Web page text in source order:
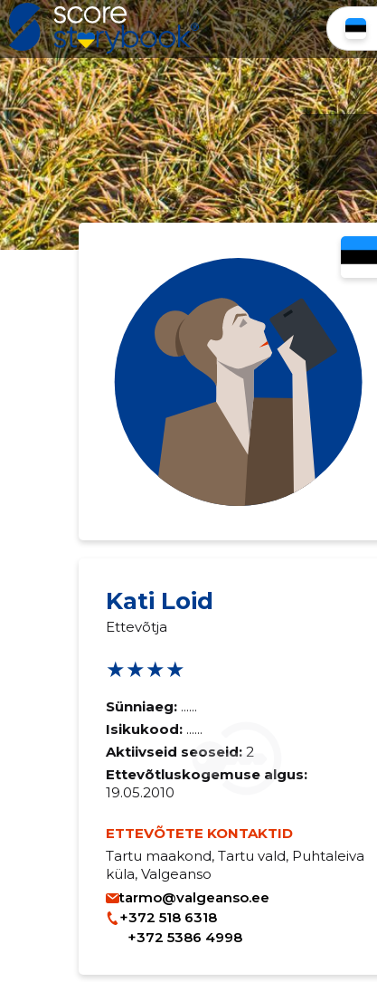
Kati Loid
Ettevõtja
★★★★
Sünniaeg: ......
Isikukood: ......
Aktiivseid seoseid: 2
Ettevõtluskogemuse algus:
19.05.2010
ETTEVÕTETE KONTAKTID
Tartu maakond, Tartu vald, Puhtaleiva
küla, Valgeanso
tarmo@valgeanso.ee
+372 518 6318
+372 5386 4998